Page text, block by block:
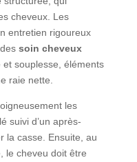
cheveux. Les
entretien rigoureux
soin cheveux
et souplesse, éléments
raie nette.
les
suivi d’un après-
la casse. Ensuite, au
le cheveu doit être